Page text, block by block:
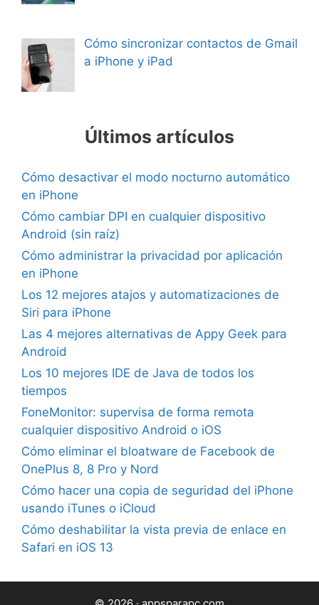
Cómo sincronizar contactos de Gmail
a iPhone y iPad
Últimos artículos
Cómo desactivar el modo nocturno automático
en iPhone
Cómo cambiar DPI en cualquier dispositivo
Android (sin raíz)
Cómo administrar la privacidad por aplicación
en iPhone
Los 12 mejores atajos y automatizaciones de
Siri para iPhone
Las 4 mejores alternativas de Appy Geek para
Android
Los 10 mejores IDE de Java de todos los
tiempos
FoneMonitor: supervisa de forma remota
cualquier dispositivo Android o iOS
Cómo eliminar el bloatware de Facebook de
OnePlus 8, 8 Pro y Nord
Cómo hacer una copia de seguridad del iPhone
usando iTunes o iCloud
Cómo deshabilitar la vista previa de enlace en
Safari en iOS 13